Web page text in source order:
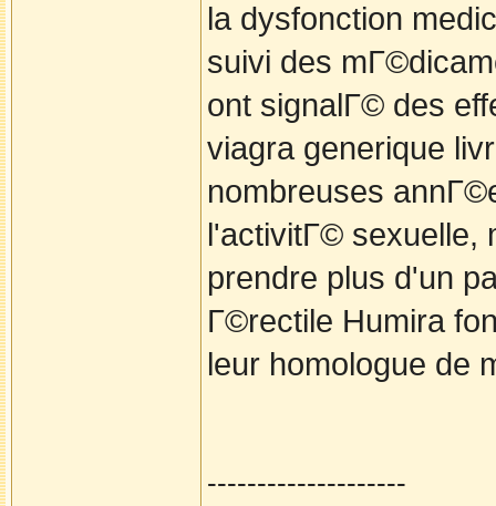
la dysfonction
suivi des
ont signalГ© des
viagra generique
nombreuses
l'activitГ© sexuelle,
prendre plus d'un
Г©rectile Humira
leur homologue de
--------------------